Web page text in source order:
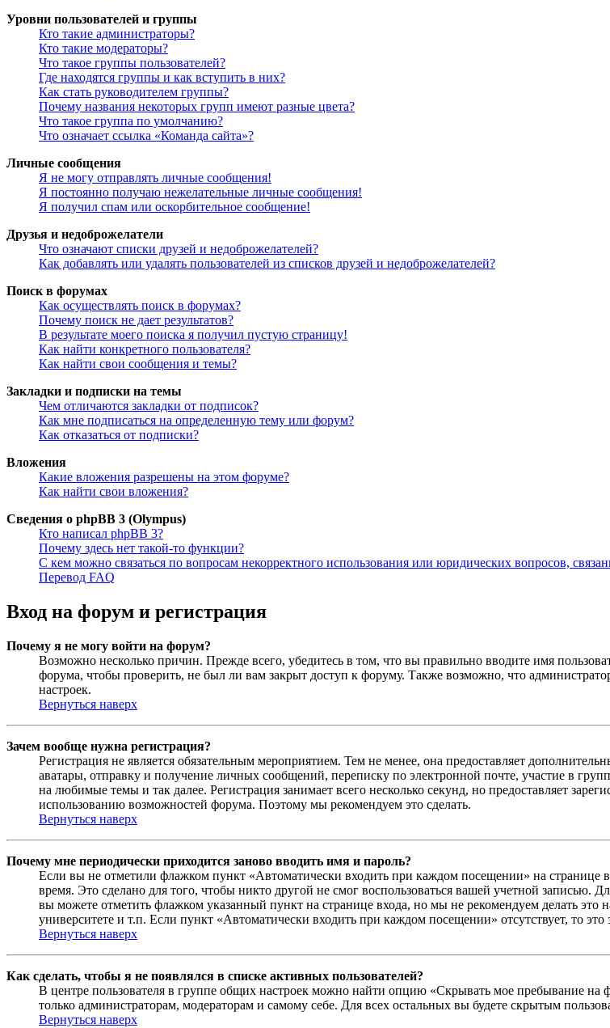
Уровни пользователей и группы
Кто такие администраторы?
Кто такие модераторы?
Что такое группы пользователей?
Где находятся группы и как вступить в них?
Как стать руководителем группы?
Почему названия некоторых групп имеют разные цвета?
Что такое группа по умолчанию?
Что означает ссылка «Команда сайта»?
Личные сообщения
Я не могу отправлять личные сообщения!
Я постоянно получаю нежелательные личные сообщения!
Я получил спам или оскорбительное сообщение!
Друзья и недоброжелатели
Что означают списки друзей и недоброжелателей?
Как добавлять или удалять пользователей из списков друзей и недоброжелателей?
Поиск в форумах
Как осуществлять поиск в форумах?
Почему поиск не дает результатов?
В результате моего поиска я получил пустую страницу!
Как найти конкретного пользователя?
Как найти свои сообщения и темы?
Закладки и подписки на темы
Чем отличаются закладки от подписок?
Как мне подписаться на определенную тему или форум?
Как отказаться от подписки?
Вложения
Какие вложения разрешены на этом форуме?
Как найти свои вложения?
Сведения о phpBB 3 (Olympus)
Кто написал phpBB 3?
Почему здесь нет такой-то функции?
С кем можно связаться по вопросам некорректного использования или юридических вопросов,
Перевод FAQ
Вход на форум и регистрация
Почему я не могу войти на форум?
Возможно несколько причин. Прежде всего, убедитесь в том, что вы правильно вводите имя
форума, чтобы проверить, не был ли вам закрыт доступ к форуму. Также возможно, что
настроек.
Вернуться наверх
Зачем вообще нужна регистрация?
Регистрация не является обязательным мероприятием. Тем не менее, она предоставляет
аватары, отправку и получение личных сообщений, переписку по электронной почте, участие в
на любимые темы и так далее. Регистрация занимает всего несколько секунд, но предоставляет
использованию возможностей форума. Поэтому мы рекомендуем это сделать.
Вернуться наверх
Почему мне периодически приходится заново вводить имя и пароль?
Если вы не отметили флажком пункт «Автоматически входить при каждом посещении» на странице
время. Это сделано для того, чтобы никто другой не смог воспользоваться вашей учетной записью.
вы можете отметить флажком указанный пункт на странице входа, но мы не рекомендуем делать
университете и т.п. Если пункт «Автоматически входить при каждом посещении» отсутствует, то
Вернуться наверх
Как сделать, чтобы я не появлялся в списке активных пользователей?
В центре пользователя в группе общих настроек можно найти опцию «Скрывать мое пребывание
только администраторам, модераторам и самому себе. Для всех остальных вы будете скрытым
Вернуться наверх